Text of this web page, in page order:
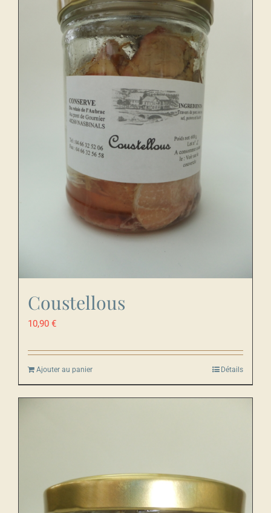
Coustellous
10,90 €
Ajouter au panier Détails